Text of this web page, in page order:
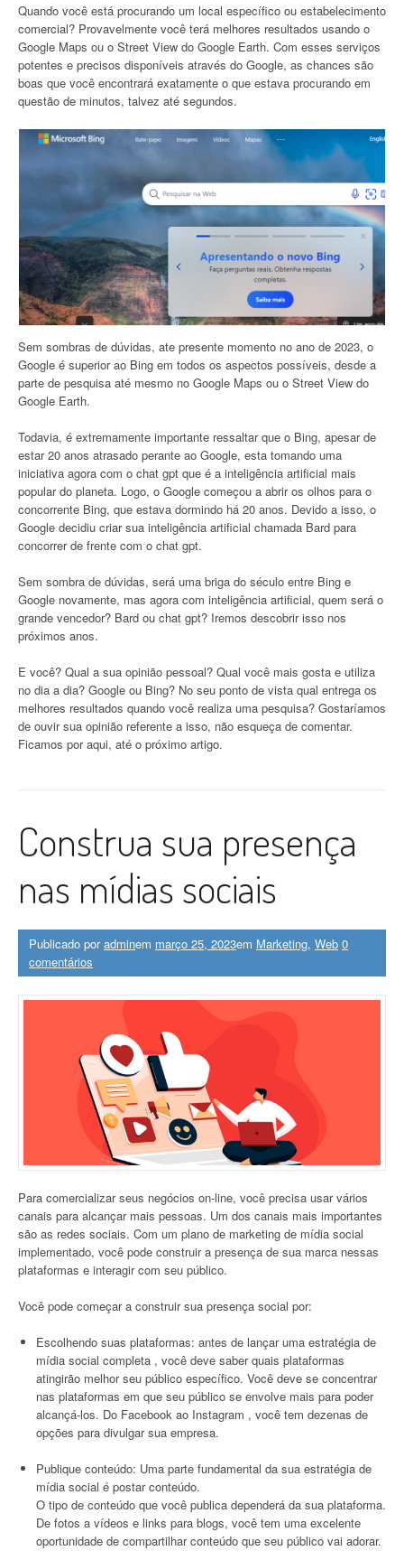
Quando você está procurando um local específico ou estabelecimento
comercial? Provavelmente você terá melhores resultados usando o
Google Maps ou o Street View do Google Earth. Com esses serviços
potentes e precisos disponíveis através do Google, as chances são
boas que você encontrará exatamente o que estava procurando em
questão de minutos, talvez até segundos.
Sem sombras de dúvidas, ate presente momento no ano de 2023, o
Google é superior ao Bing em todos os aspectos possíveis, desde a
parte de pesquisa até mesmo no Google Maps ou o Street View do
Google Earth.
Todavia, é extremamente importante ressaltar que o Bing, apesar de
estar 20 anos atrasado perante ao Google, esta tomando uma
iniciativa agora com o chat gpt que é a inteligência artificial mais
popular do planeta. Logo, o Google começou a abrir os olhos para o
concorrente Bing, que estava dormindo há 20 anos. Devido a isso, o
Google decidiu criar sua inteligência artificial chamada Bard para
concorrer de frente com o chat gpt.
Sem sombra de dúvidas, será uma briga do século entre Bing e
Google novamente, mas agora com inteligência artificial, quem será o
grande vencedor? Bard ou chat gpt? Iremos descobrir isso nos
próximos anos.
E você? Qual a sua opinião pessoal? Qual você mais gosta e utiliza
no dia a dia? Google ou Bing? No seu ponto de vista qual entrega os
melhores resultados quando você realiza uma pesquisa? Gostaríamos
de ouvir sua opinião referente a isso, não esqueça de comentar.
Ficamos por aqui, até o próximo artigo.
Construa sua presença
nas mídias sociais
Publicado poradminem março 25, 2023em Marketing, Web 0
comentários
Para comercializar seus negócios on-line, você precisa usar vários
canais para alcançar mais pessoas. Um dos canais mais importantes
são as redes sociais. Com um plano de marketing de mídia social
implementado, você pode construir a presença de sua marca nessas
plataformas e interagir com seu público.
Você pode começar a construir sua presença social por:
Escolhendo suas plataformas: antes de lançar uma estratégia de
mídia social completa , você deve saber quais plataformas
atingirão melhor seu público específico. Você deve se concentrar
nas plataformas em que seu público se envolve mais para poder
alcançá-los. Do Facebook ao Instagram , você tem dezenas de
opções para divulgar sua empresa.
Publique conteúdo: Uma parte fundamental da sua estratégia de
mídia social é postar conteúdo.
O tipo de conteúdo que você publica dependerá da sua plataforma.
De fotos a vídeos e links para blogs, você tem uma excelente
oportunidade de compartilhar conteúdo que seu público vai adorar.